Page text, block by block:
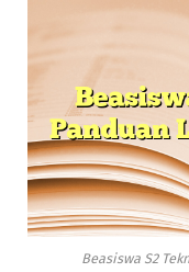
Beasiswa S2